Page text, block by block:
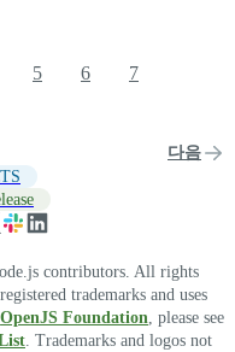
5 6 7
다음
contributors. All rights
trademarks and uses
OpenJS Foundation , please see
. Trademarks and logos not